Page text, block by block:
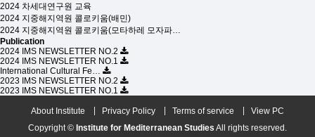
2024 차세대연구원 교육
2024 지중해지역원 콜로키움(배민)
2024 지중해지역원 콜로키움(모타하레 모자파…
Publication
2024 IMS NEWSLETTER NO.2
2024 IMS NEWSLETTER NO.1
International Cultural Fe…
2023 IMS NEWSLETTER NO.2
2023 IMS NEWSLETTER NO.1
About Institute Privacy Policy Terms of service
View PC
Copyright © Institute for Mediterranean Studies All rights reserved.